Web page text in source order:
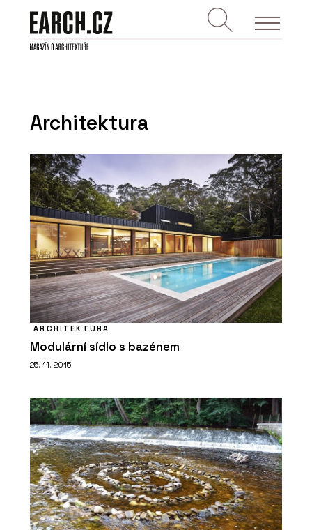
Architektura
ARCHITEKTURA
Modulární sídlo s bazénem
25. 11. 2015